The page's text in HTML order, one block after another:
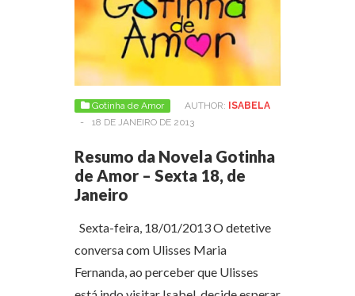
Gotinha de Amor AUTHOR: ISABELA
-
18 DE JANEIRO DE 2013
Resumo da Novela Gotinha
de Amor – Sexta 18, de
Janeiro
Sexta-feira, 18/01/2013 O detetive
conversa com Ulisses Maria
Fernanda, ao perceber que Ulisses